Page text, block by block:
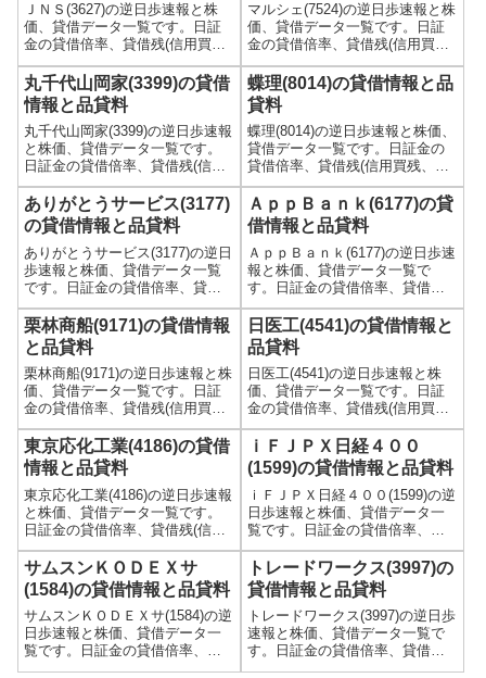
ＪＮＳ(3627)の逆日歩速報と株
価、貸借データ一覧です。日証
金の貸借倍率、貸借残(信用買
残、信用売残)、品貸料(逆日
歩)、東証の週末残高、規制(注意
喚起・申込停止)など、空売り関
連情報を集計し、図解でわかり
やすくまとめて掲載していま
す。
マルシェ(7524)の逆日歩速報と株
価、貸借データ一覧です。日証
金の貸借倍率、貸借残(信用買
残、信用売残)、品貸料(逆日
歩)、東証の週末残高、規制(注意
喚起・申込停止)など、空売り関
連情報を集計し、図解でわかり
やすくまとめて掲載していま
す。
丸千代山岡家(3399)の貸借
情報と品貸料
丸千代山岡家(3399)の逆日歩速報
と株価、貸借データ一覧です。
日証金の貸借倍率、貸借残(信用
買残、信用売残)、品貸料(逆日
歩)、東証の週末残高、規制(注意
喚起・申込停止)など、空売り関
連情報を集計し、図解でわかり
やすくまとめて掲載していま
す。
蝶理(8014)の貸借情報と品
貸料
蝶理(8014)の逆日歩速報と株価、
貸借データ一覧です。日証金の
貸借倍率、貸借残(信用買残、信
用売残)、品貸料(逆日歩)、東証
の週末残高、規制(注意喚起・申
込停止)など、空売り関連情報を
集計し、図解でわかりやすくま
とめて掲載しています。
ありがとうサービス(3177)
の貸借情報と品貸料
ありがとうサービス(3177)の逆日
歩速報と株価、貸借データ一覧
です。日証金の貸借倍率、貸借
残(信用買残、信用売残)、品貸料
(逆日歩)、東証の週末残高、規制
(注意喚起・申込停止)など、空売
り関連情報を集計し、図解でわ
かりやすくまとめて掲載してい
ます。
ＡｐｐＢａｎｋ(6177)の貸
借情報と品貸料
ＡｐｐＢａｎｋ(6177)の逆日歩速
報と株価、貸借データ一覧で
す。日証金の貸借倍率、貸借残
(信用買残、信用売残)、品貸料
(逆日歩)、東証の週末残高、規制
(注意喚起・申込停止)など、空売
り関連情報を集計し、図解でわ
かりやすくまとめて掲載してい
ます。
栗林商船(9171)の貸借情報
と品貸料
栗林商船(9171)の逆日歩速報と株
価、貸借データ一覧です。日証
金の貸借倍率、貸借残(信用買
残、信用売残)、品貸料(逆日
歩)、東証の週末残高、規制(注意
喚起・申込停止)など、空売り関
連情報を集計し、図解でわかり
やすくまとめて掲載していま
す。
日医工(4541)の貸借情報と
品貸料
日医工(4541)の逆日歩速報と株
価、貸借データ一覧です。日証
金の貸借倍率、貸借残(信用買
残、信用売残)、品貸料(逆日
歩)、東証の週末残高、規制(注意
喚起・申込停止)など、空売り関
連情報を集計し、図解でわかり
やすくまとめて掲載していま
す。
東京応化工業(4186)の貸借
情報と品貸料
東京応化工業(4186)の逆日歩速報
と株価、貸借データ一覧です。
日証金の貸借倍率、貸借残(信用
買残、信用売残)、品貸料(逆日
歩)、東証の週末残高、規制(注意
喚起・申込停止)など、空売り関
連情報を集計し、図解でわかり
やすくまとめて掲載していま
す。
ｉＦＪＰＸ日経４００
(1599)の貸借情報と品貸料
ｉＦＪＰＸ日経４００(1599)の逆
日歩速報と株価、貸借データ一
覧です。日証金の貸借倍率、貸
借残(信用買残、信用売残)、品貸
料(逆日歩)、東証の週末残高、規
制(注意喚起・申込停止)など、空
売り関連情報を集計し、図解で
わかりやすくまとめて掲載して
います。
サムスンＫＯＤＥＸサ
(1584)の貸借情報と品貸料
サムスンＫＯＤＥＸサ(1584)の逆
日歩速報と株価、貸借データ一
覧です。日証金の貸借倍率、貸
借残(信用買残、信用売残)、品貸
トレードワークス(3997)の
貸借情報と品貸料
トレードワークス(3997)の逆日歩
速報と株価、貸借データ一覧で
す。日証金の貸借倍率、貸借残
(信用買残、信用売残)、品貸料